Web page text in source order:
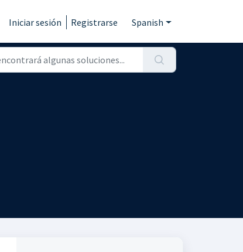
Iniciar sesión Registrarse Spanish